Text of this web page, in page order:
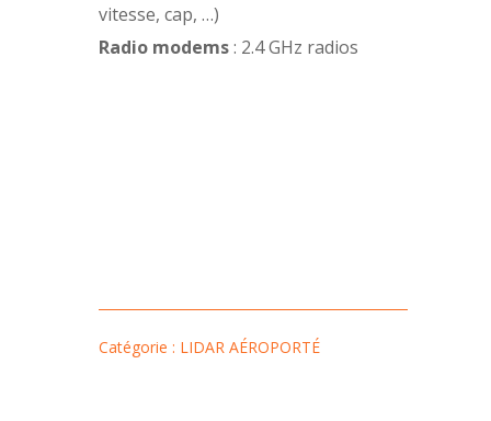
vitesse, cap, …)
Radio modems: 2.4 GHz radios
Catégorie : LIDAR AÉROPORTÉ